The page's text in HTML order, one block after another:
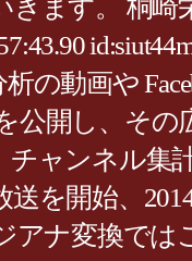
ます。 桐
の動画や
公開し、そ
ンネル集計
を開始、
ナ変換では